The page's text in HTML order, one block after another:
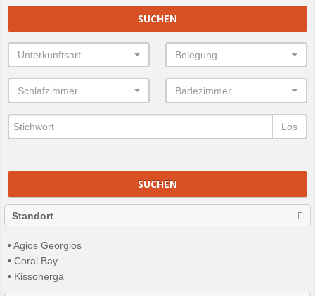
SUCHEN
Unterkunftsart Belegung
Schlafzimmer Badezimmer
Los
SUCHEN
Standort
• Agios Georgios
• Coral Bay
• Kissonerga